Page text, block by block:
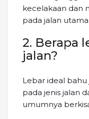
kecelakaan dan
pada jalan utama.
2. Berapa
jalan?
Lebar ideal
pada jenis jalan
umumnya